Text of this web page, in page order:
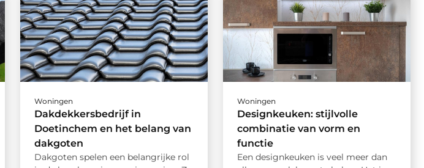
Woningen
Dakdekkersbedrijf in
Doetinchem en het belang van
dakgoten
Dakgoten spelen een belangrijke rol
Woningen
Designkeuken: stijlvolle
combinatie van vorm en
functie
Een designkeuken is veel meer dan